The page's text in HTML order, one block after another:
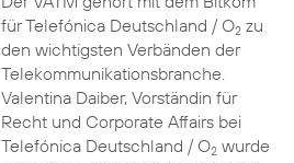
für Telefónica Deutschland / O2zu
den wichtigsten Verbänden der
Telekommunikationsbranche.
Valentina Daiber, Vorständin für
Recht und Corporate Affairs bei
Telefónica Deutschland / O2wurde